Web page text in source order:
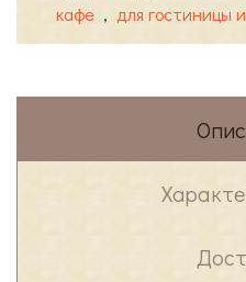
кафе , для гостиницы